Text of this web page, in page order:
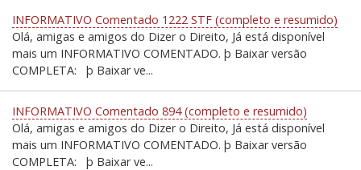
INFORMATIVO Comentado 1222 STF (completo e resumido)
Olá, amigas e amigos do Dizer o Direito, Já está disponível
mais um INFORMATIVO COMENTADO. þ Baixar versão
COMPLETA: þ Baixar ve...
INFORMATIVO Comentado 894 (completo e resumido)
Olá, amigas e amigos do Dizer o Direito, Já está disponível
mais um INFORMATIVO COMENTADO. þ Baixar versão
COMPLETA: þ Baixar ve...